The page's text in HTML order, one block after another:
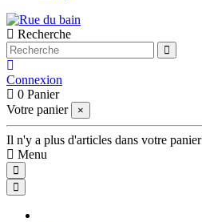
Recherche
Connexion
0 Panier
Votre panier
×
Il n'y a plus d'articles dans votre panier
Menu